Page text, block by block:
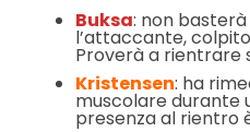
Buksa: non
l’attaccante,
Proverà a rientrare
Kristensen: ha
muscolare durante
presenza al rientro